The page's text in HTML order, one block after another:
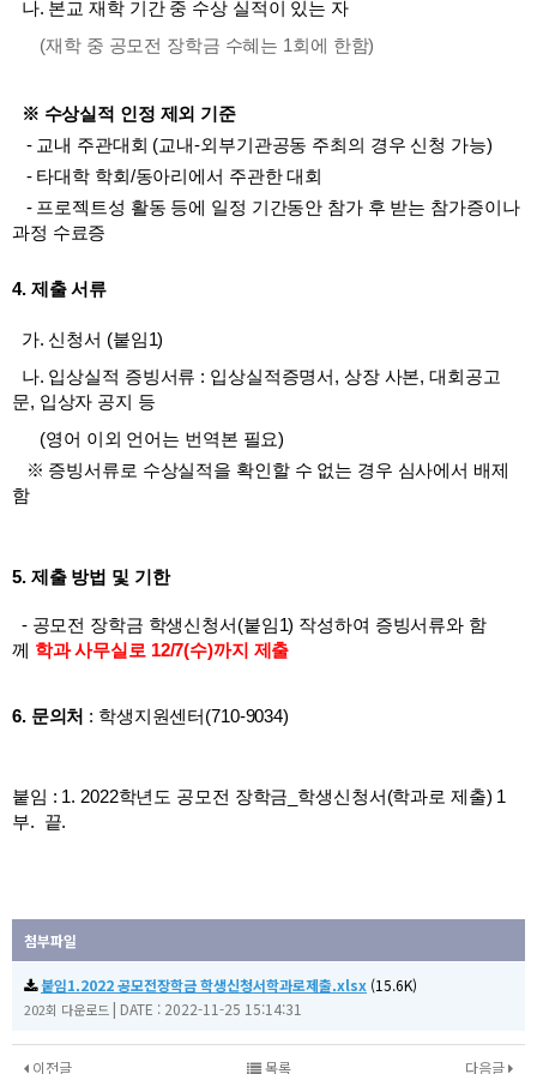
나. 본교 재학 기간 중 수상 실적이 있는 자
(재학 중 공모전 장학금 수혜는 1 회에 한함)
※ 수상실적 인정 제외 기준
- 교내 주관대회 (교내-외부기관공동 주최의 경우 신청 가능)
- 타대학 학회 /동아리에서 주관한 대회
- 프로젝트성 활동 등에 일정 기간동안 참가 후 받는 참가증이나
과정 수료증
4. 제출 서류
가. 신청서 (붙임1)
나. 입상실적 증빙서류 : 입상실적증명서 , 상장 사본, 대회공고
문, 입상자 공지 등
(영어 이외 언어는 번역본 필요)
※ 증빙서류로 수상실적을 확인할 수 없는 경우 심사에서 배제
함
5. 제출 방법 및 기한
- 공모전 장학금 학생신청서(붙임1) 작성하여 증빙서류와 함
께 학과 사무실로 12/7(수)까지 제출
6.문의처 : 학생지원센터(710-9034)
붙임 : 1. 2022학년도 공모전 장학금 _학생신청서 (학과로 제출) 1
부. 끝.
첨부파일
붙임1.2022 공모전장학금 학생신청서학과로제출.xlsx (15.6K)
202회 다운로드 | DATE : 2022-11-25 15:14:31
이전글 다음글
목록